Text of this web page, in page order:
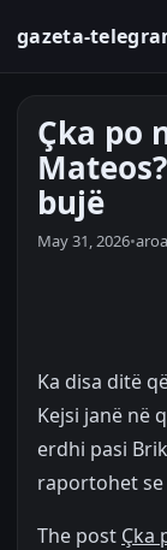
gazeta-
Çka po
bujë
May 31, 2026•
Ka disa ditë
Kejsi janë në
erdhi pasi
raportohet
The post Çka